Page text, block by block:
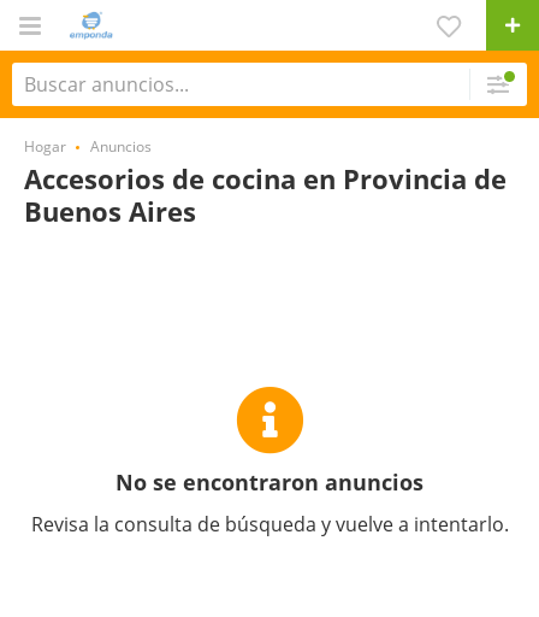
Hogar Anuncios
Accesorios de cocina en Provincia de
Buenos Aires
No se encontraron anuncios
Revisa la consulta de búsqueda y vuelve a intentarlo.